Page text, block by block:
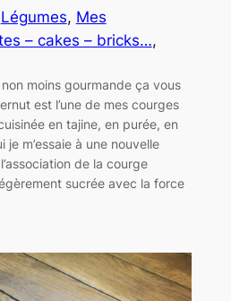
Légumes, Mes
– cakes – bricks…
moins gourmande ça vous
est l’une de mes courges
en tajine, en purée, en
m’essaie à une nouvelle
de la courge
sucrée avec la force